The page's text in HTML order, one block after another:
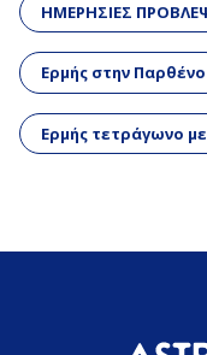
ΗΜΕΡΗΣΙΕΣ
Ερμής στην Παρθένο
Ερμής τετράγωνο